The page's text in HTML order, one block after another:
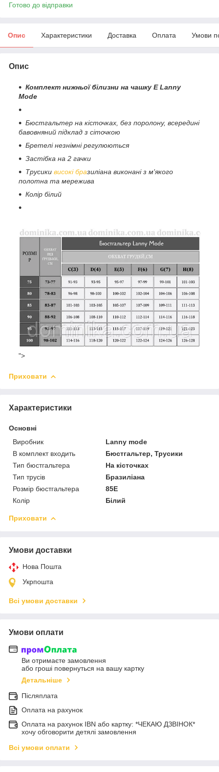
Готово до відправки
Опис Характеристики Доставка Оплата Умови
Опис
Комплект нижньої білизни на чашку Е Lanny
Mode
Бюстгальтер на кісточках, без поролону, всередині
бавовняний підклад з сіточкою
Бретелі незнімні регулюються
Застібка на 2 гачки
Трусики високі бразиліана виконані з м'якого
полотна та мережива
Колір білий
">
Приховати
Характеристики
Основні
Виробник
Lanny mode
В комплект входить
Бюстгальтер, Трусики
Тип бюстгальтера
На кісточках
Тип трусів
Бразиліана
Розмір бюстгальтера
85E
Колір
Білий
Приховати
Умови доставки
Нова Пошта
Укрпошта
Всі умови доставки
Умови оплати
Ви отримаєте замовлення
або гроші повернуться на вашу картку
Детальніше
Післяплата
Оплата на рахунок
Оплата на рахунок IBN або картку: *ЧЕКАЮ ДЗВІНОК*
хочу обговорити детялі замовлення
Всі умови оплати